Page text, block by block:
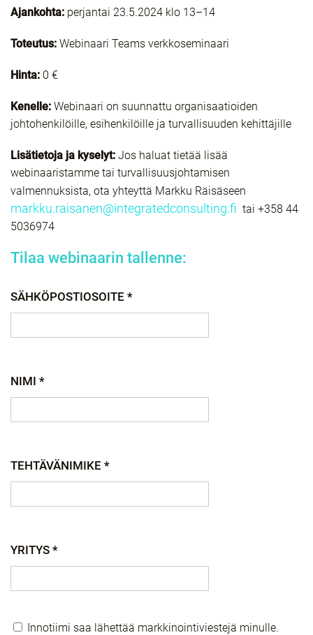
Ajankohta: perjantai 23.5.2024 klo 13–14
Toteutus: Webinaari Teams verkkoseminaari
Hinta: 0 €
Kenelle: Webinaari on suunnattu organisaatioiden
johtohenkilöille, esihenkilöille ja turvallisuuden kehittäjille
Lisätietoja ja kyselyt: Jos haluat tietää lisää
webinaaristamme tai turvallisuusjohtamisen
valmennuksista, ota yhteyttä Markku Räisäseen
markku.raisanen@integratedconsulting.fi tai +358 44
5036974
Tilaa webinaarin tallenne:
SÄHKÖPOSTIOSOITE *
NIMI *
TEHTÄVÄNIMIKE *
YRITYS *
Innotiimi saa lähettää markkinointiviestejä minulle.